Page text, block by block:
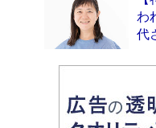
「『火垂るの墓
続けた“自責の念
い」監督が徹底
戦争の記憶
「叱って伸びる
俳優・高嶋政伸
ツ”…芸への考え
わ
代